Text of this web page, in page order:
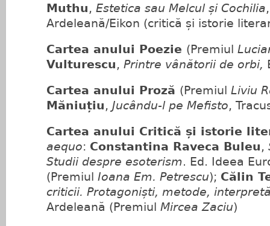
Muthu,Estetica sau Melcul și Cochilia
Ardeleană/Eikon (critică și istorie
Cartea anului Poezie (Premiul
Vulturescu,Printre vânătorii de orbi,
Cartea anului Proză (PremiulLiviu
Măniuțiu,Jucându-l pe Mefisto,
Cartea anului Critică și istorie
aequo: Constantina Raveca Buleu,
Studii despre esoterism. Ed. Ideea
(PremiulIoana Em. Petrescu); Călin
criticii. Protagoniști, metode,
Ardeleană (PremiulMircea Zaciu)